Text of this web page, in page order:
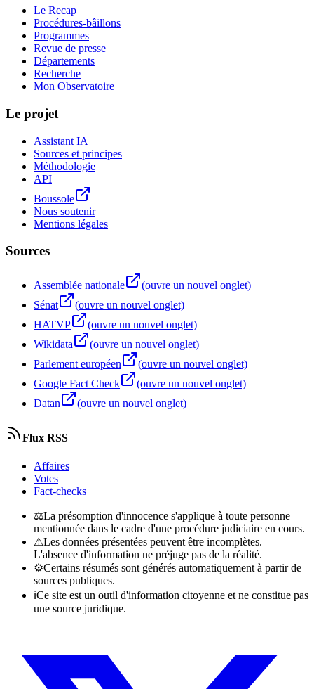
Le Recap
Procédures-bâillons
Programmes
Revue de presse
Départements
Recherche
Mon Observatoire
Le projet
Assistant IA
Sources et principes
Méthodologie
API
Boussole
Nous soutenir
Mentions légales
Sources
Assemblée nationale
(ouvre un nouvel onglet)
Sénat
(ouvre un nouvel onglet)
HATVP
(ouvre un nouvel onglet)
Wikidata
(ouvre un nouvel onglet)
Parlement européen
(ouvre un nouvel onglet)
Google Fact Check
(ouvre un nouvel onglet)
Datan
(ouvre un nouvel onglet)
Flux RSS
Affaires
Votes
Fact-checks
⚖La présomption d'innocence s'applique à toute personne
mentionnée dans le cadre d'une procédure judiciaire en cours.
⚠Les données présentées peuvent être incomplètes.
L'absence d'information ne préjuge pas de la réalité.
⚙Certains résumés sont générés automatiquement à partir de
sources publiques.
ℹCe site est un outil d'information citoyenne et ne constitue pas
une source juridique.